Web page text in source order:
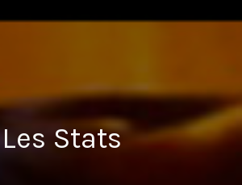
Les Stats